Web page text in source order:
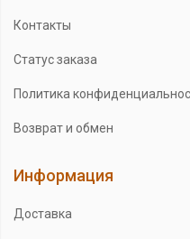
Контакты
Статус заказа
Политика
Возврат и обмен
Информация
Доставка